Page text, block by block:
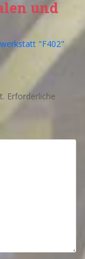
und
"F402"
Erforderliche